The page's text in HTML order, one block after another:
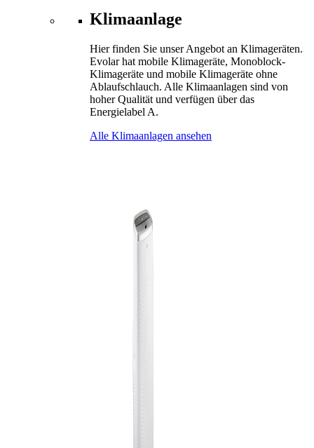
Klimaanlage
Hier finden Sie unser Angebot an Klimageräten.
Evolar hat mobile Klimageräte, Monoblock-
Klimageräte und mobile Klimageräte ohne
Ablaufschlauch. Alle Klimaanlagen sind von
hoher Qualität und verfügen über das
Energielabel A.
Alle Klimaanlagen ansehen